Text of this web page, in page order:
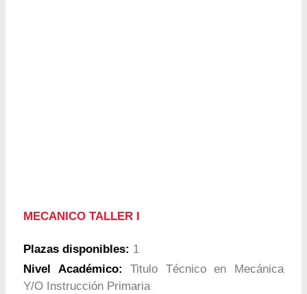
MECANICO TALLER I
Plazas disponibles: 1
Nivel Académico: Titulo Técnico en Mecánica
Y/O Instrucción Primaria